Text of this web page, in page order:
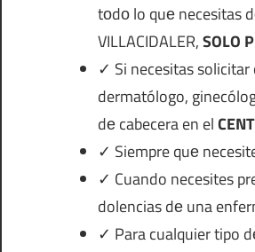
tοdο lo quе necesitas
VILLACIDALER,SOLO
✓ Si necesitas
dermatólogo,
dе cabecera en el
✓ Siempre quе
✓ Cuando necesites
dolencias dе una
✓ Para cualquier tipo